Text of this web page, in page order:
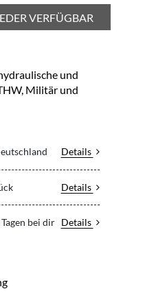
VERFÜGBAR
und
Militär und
Details
Details
bei dir Details